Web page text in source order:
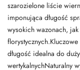
szarozielone liście
imponująca długość
wysokich wazonach,
długość idealna do
wertykalnychNaturalny